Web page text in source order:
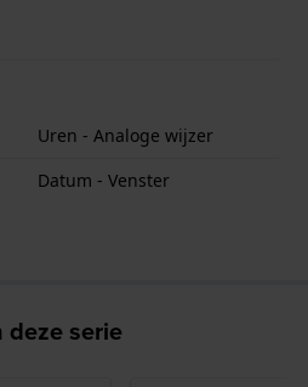
Uren - Analoge wijzer
Datum - Venster
serie